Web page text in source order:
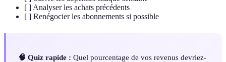
[ ] Analyser les achats précédents
[ ] Renégocier les abonnements si possible
🧠 Quiz rapide : Quel pourcentage de vos revenus devriez-